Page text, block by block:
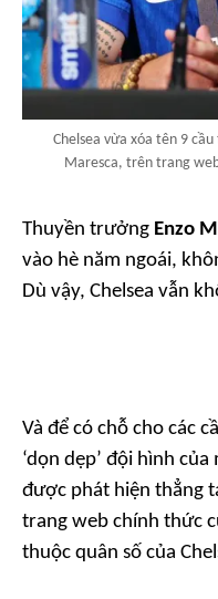
Chelsea vừa xóa tên 9
Maresca, trên trang
Thuyền trưởng Enzo
vào hè năm ngoái,
Dù vậy, Chelsea vẫn
Và để có chỗ cho các
‘dọn dẹp’ đội hình
được phát hiện thẳng
trang web chính thức
thuộc quân số của